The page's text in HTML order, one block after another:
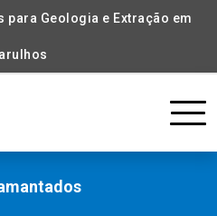
para Geologia e Extração em